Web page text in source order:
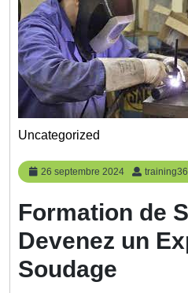
Uncategorized
26 septembre 2024
26
septembre
Formation de
Devenez un
Soudage